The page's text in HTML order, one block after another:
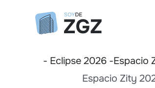
- Eclipse 2026 -Espacio
Espacio Zity